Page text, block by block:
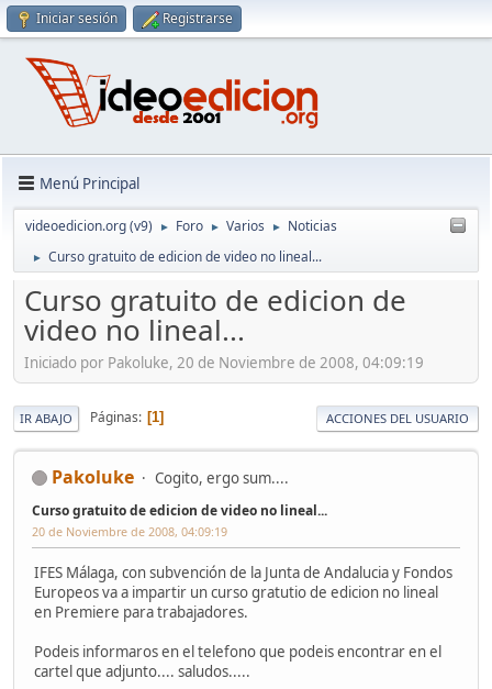
Iniciar sesión Registrarse
Menú Principal
videoedicion.org (v9) ► Foro ► Varios ► Noticias
► Curso gratuito de edicion de video no lineal...
Curso gratuito de edicion de
video no lineal...
Iniciado por Pakoluke, 20 de Noviembre de 2008, 04:09:19
IR ABAJO Páginas 1 ACCIONES DEL USUARIO
Pakoluke Cogito, ergo sum....
Curso gratuito de edicion de video no lineal...
20 de Noviembre de 2008, 04:09:19
IFES Málaga, con subvención de la Junta de Andalucia y Fondos
Europeos va a impartir un curso gratutio de edicion no lineal
en Premiere para trabajadores.
Podeis informaros en el telefono que podeis encontrar en el
cartel que adjunto.... saludos.....